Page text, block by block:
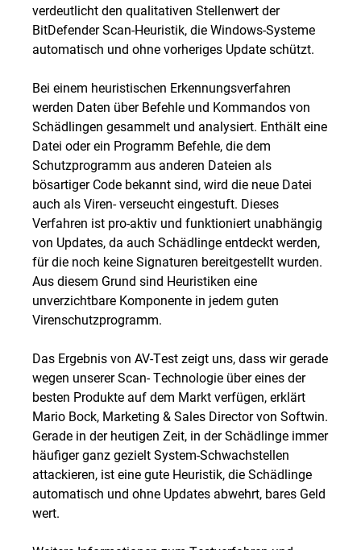
verdeutlicht den qualitativen Stellenwert der
BitDefender Scan-Heuristik, die Windows-Systeme
automatisch und ohne vorheriges Update schützt.
Bei einem heuristischen Erkennungsverfahren
werden Daten über Befehle und Kommandos von
Schädlingen gesammelt und analysiert. Enthält eine
Datei oder ein Programm Befehle, die dem
Schutzprogramm aus anderen Dateien als
bösartiger Code bekannt sind, wird die neue Datei
auch als Viren- verseucht eingestuft. Dieses
Verfahren ist pro-aktiv und funktioniert unabhängig
von Updates, da auch Schädlinge entdeckt werden,
für die noch keine Signaturen bereitgestellt wurden.
Aus diesem Grund sind Heuristiken eine
unverzichtbare Komponente in jedem guten
Virenschutzprogramm.
Das Ergebnis von AV-Test zeigt uns, dass wir gerade
wegen unserer Scan- Technologie über eines der
besten Produkte auf dem Markt verfügen, erklärt
Mario Bock, Marketing & Sales Director von Softwin.
Gerade in der heutigen Zeit, in der Schädlinge immer
häufiger ganz gezielt System-Schwachstellen
attackieren, ist eine gute Heuristik, die Schädlinge
automatisch und ohne Updates abwehrt, bares Geld
wert.